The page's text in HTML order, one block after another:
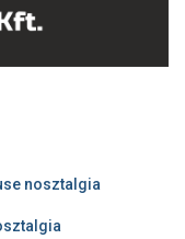
nosztalgia